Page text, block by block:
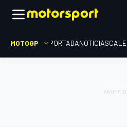
MOTOGP PORTADANOTICIAS